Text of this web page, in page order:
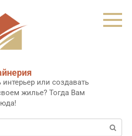
или создавать
жилье? Тогда Вам